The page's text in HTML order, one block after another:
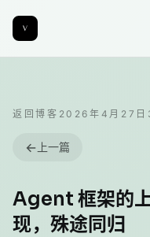
返回博客 2026年4月27日
← 上一篇
Agent 框架的
现，殊途同归